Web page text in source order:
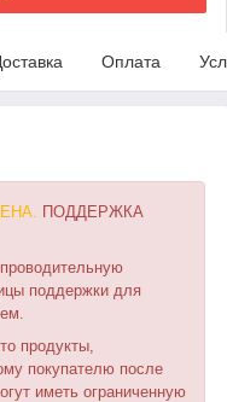
Оплата
ПОДДЕРЖКА
поддержки для
продукты,
покупателю после
иметь ограниченную